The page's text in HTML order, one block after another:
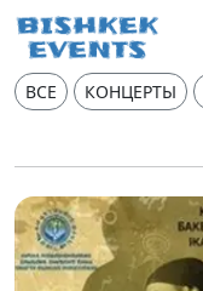
ВСЕ КОНЦЕРТЫ